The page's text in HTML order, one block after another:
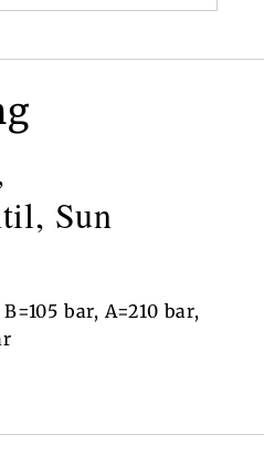
Sun
bar, A=210 bar,